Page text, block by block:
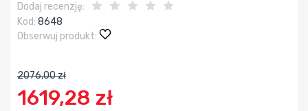
Dodaj recenzję:
Kod: 8648
Obserwuj produkt:
2076,00 zł
1619,28 zł